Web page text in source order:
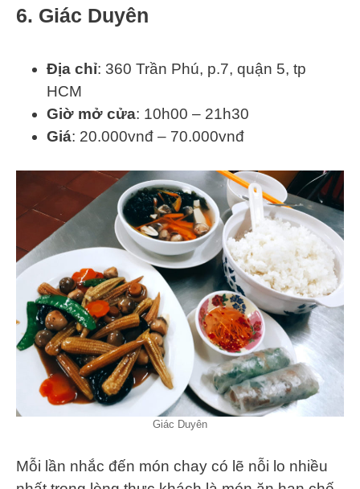
6. Giác Duyên
Địa chỉ: 360 Trần Phú, p.7, quận 5, tp
HCM
Giờ mở cửa: 10h00 – 21h30
Giá: 20.000vnđ – 70.000vnđ
Giác Duyên
Mỗi lần nhắc đến món chay có lẽ nỗi lo nhiều